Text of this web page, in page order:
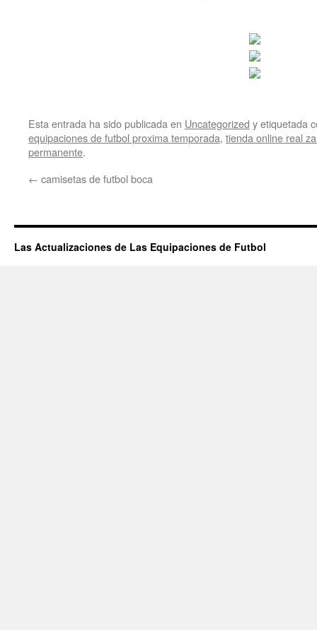
Esta entrada ha sido publicada en Uncategorized y etiquetada
equipaciones de futbol proxima temporada, tienda online real
permanente.
← camisetas de futbol boca
Las Actualizaciones de Las Equipaciones de Futbol